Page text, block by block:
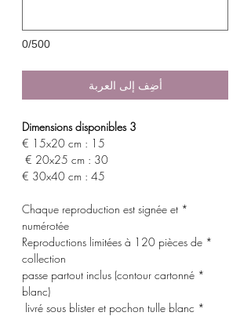
0/500
أضِف إلى العربة
3 Dimensions disponibles
15x20 cm : 15 €
20x25 cm : 30 €
30x40 cm : 45 €
* Chaque reproduction est signée et
numérotée
* Reproductions limitées à 120 pièces de
collection
* passe partout inclus (contour cartonné
blanc)
* livré sous blister et pochon tulle blanc